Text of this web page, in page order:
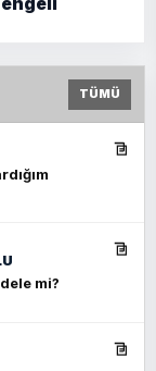
TÜMÜ
mi?